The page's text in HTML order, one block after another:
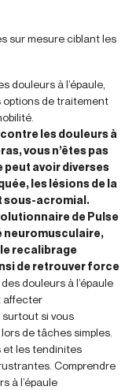
sur mesure ciblant les
douleurs à l’épaule,
options de traitement
les douleurs à
vous n’êtes pas
avoir diverses
les lésions de la
sous-acromial.
de Pulse
neuromusculaire,
recalibrage
de retrouver force
douleurs à l’épaule
affecter
si vous
de tâches simples.
et les tendinites
Comprendre
à l’épaule